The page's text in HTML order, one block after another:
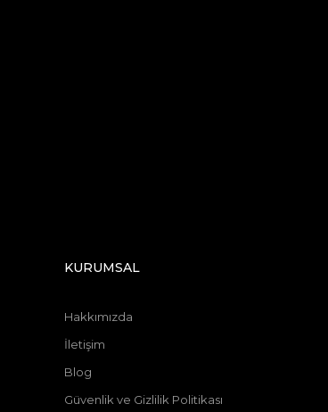
KURUMSAL
Hakkımızda
İletişim
Blog
Güvenlik ve Gizlilik Politikası